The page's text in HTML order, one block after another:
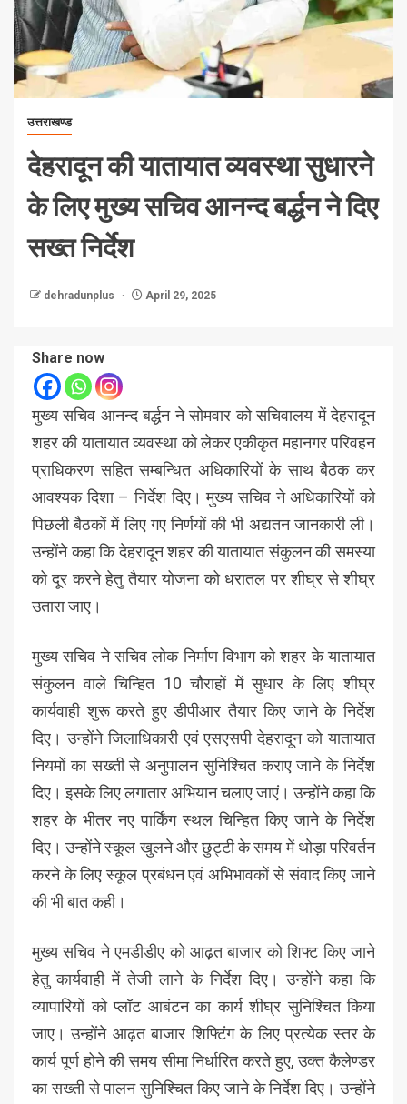
उत्तराखण्ड
देहरादून की यातायात व्यवस्था सुधारने
के लिए मुख्य सचिव आनन्द बर्द्धन ने दिए
सख्त निर्देश
dehradunplus April 29, 2025
Share now
मुख्य सचिव आनन्द बर्द्धन ने सोमवार को सचिवालय में देहरादून
शहर की यातायात व्यवस्था को लेकर एकीकृत महानगर परिवहन
प्राधिकरण सहित सम्बन्धित अधिकारियों के साथ बैठक कर
आवश्यक दिशा – निर्देश दिए। मुख्य सचिव ने अधिकारियों को
पिछली बैठकों में लिए गए निर्णयों की भी अद्यतन जानकारी ली।
उन्होंने कहा कि देहरादून शहर की यातायात संकुलन की समस्या
को दूर करने हेतु तैयार योजना को धरातल पर शीघ्र से शीघ्र
उतारा जाए।
मुख्य सचिव ने सचिव लोक निर्माण विभाग को शहर के यातायात
संकुलन वाले चिन्हित 10 चौराहों में सुधार के लिए शीघ्र
कार्यवाही शुरू करते हुए डीपीआर तैयार किए जाने के निर्देश
दिए। उन्होंने जिलाधिकारी एवं एसएसपी देहरादून को यातायात
नियमों का सख्ती से अनुपालन सुनिश्चित कराए जाने के निर्देश
दिए। इसके लिए लगातार अभियान चलाए जाएं। उन्होंने कहा कि
शहर के भीतर नए पार्किंग स्थल चिन्हित किए जाने के निर्देश
दिए। उन्होंने स्कूल खुलने और छुट्टी के समय में थोड़ा परिवर्तन
करने के लिए स्कूल प्रबंधन एवं अभिभावकों से संवाद किए जाने
की भी बात कही।
मुख्य सचिव ने एमडीडीए को आढ़त बाजार को शिफ्ट किए जाने
हेतु कार्यवाही में तेजी लाने के निर्देश दिए। उन्होंने कहा कि
व्यापारियों को प्लॉट आबंटन का कार्य शीघ्र सुनिश्चित किया
जाए। उन्होंने आढ़त बाजार शिफ्टिंग के लिए प्रत्येक स्तर के
कार्य पूर्ण होने की समय सीमा निर्धारित करते हुए, उक्त कैलेण्डर
का सख्ती से पालन सुनिश्चित किए जाने के निर्देश दिए। उन्होंने